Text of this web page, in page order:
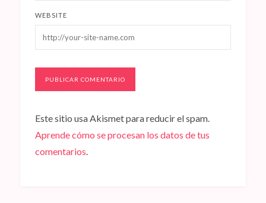
WEBSITE
Este sitio usa Akismet para reducir el spam.
Aprende cómo se procesan los datos de tus
comentarios.